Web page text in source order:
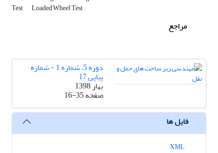
Test Loaded Wheel Test
مراجع
دوره 5، شماره 1 - شماره
پیاپی 17
بهار 1398
صفحه16-35
فایل ها